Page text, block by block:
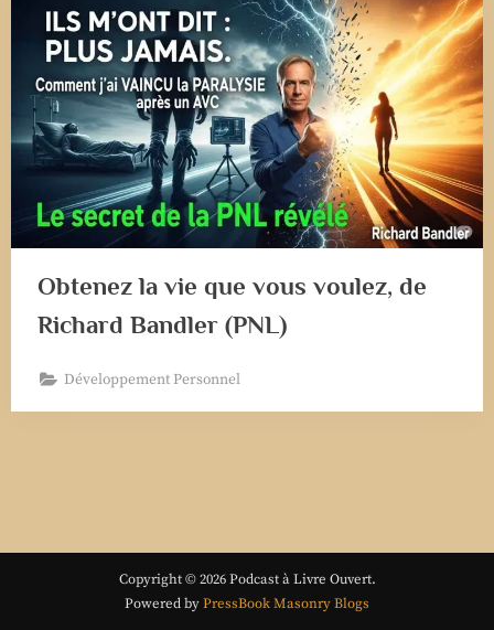
Obtenez la vie que vous voulez, de
Richard Bandler (PNL)
Développement Personnel
Copyright © 2026 Podcast à Livre Ouvert.
Powered byPressBook Masonry Blogs